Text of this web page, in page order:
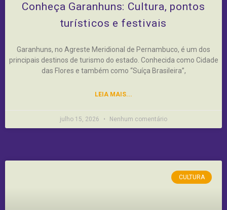
Conheça Garanhuns: Cultura, pontos
turísticos e festivais
Garanhuns, no Agreste Meridional de Pernambuco, é um dos
principais destinos de turismo do estado. Conhecida como Cidade
das Flores e também como “Suíça Brasileira”,
LEIA MAIS...
julho 15, 2026 Nenhum comentário
CULTURA